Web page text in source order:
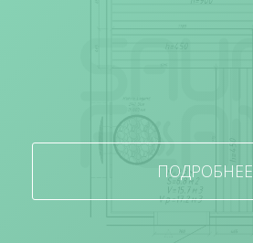
ПОДРОБНЕЕ